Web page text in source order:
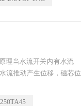
理当水流开关内有水流
流推动产生位移，磁芯位
系统实现控制作用，当